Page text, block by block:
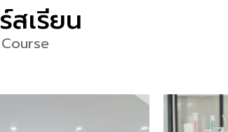
สเรียน
Course